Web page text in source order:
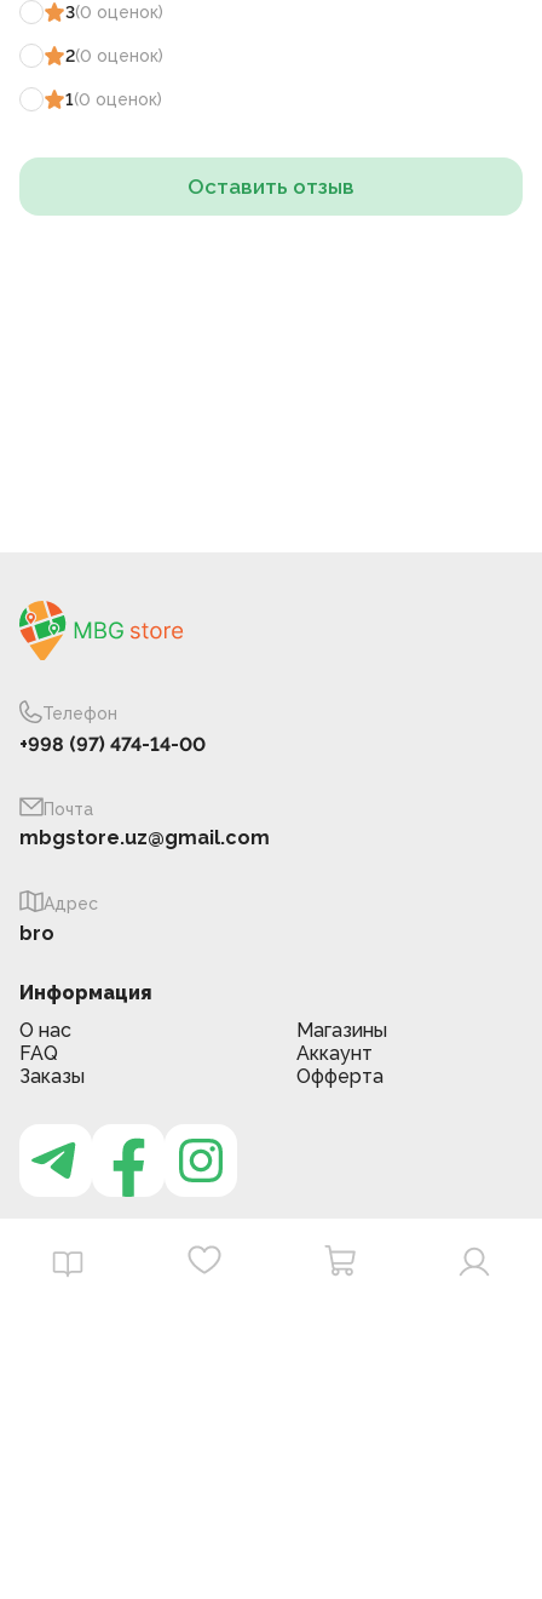
3(0 оценок)
2(0 оценок)
1(0 оценок)
Оставить отзыв
Телефон
+998 (97) 474-14-00
Почта
mbgstore.uz@gmail.com
Адрес
bro
Информация
О нас
Магазины
FAQ
Аккаунт
Заказы
Офферта
Приложение MBG store